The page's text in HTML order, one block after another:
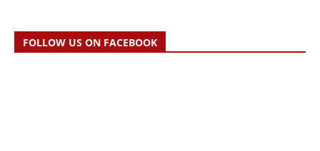
FOLLOW US ON FACEBOOK